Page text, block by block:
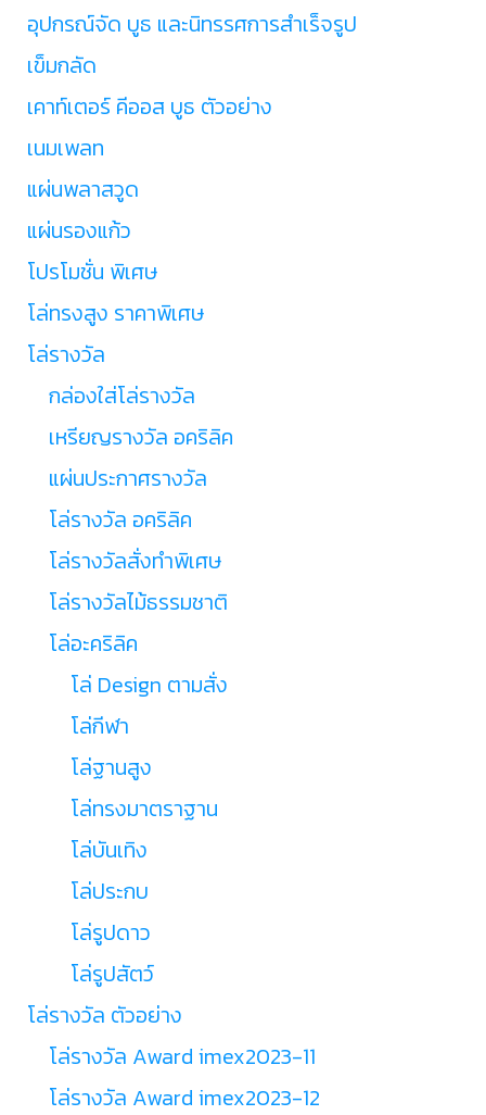
อุปกรณ์จัด บูธ และนิทรรศการสำเร็จรูป
เข็มกลัด
เคาท์เตอร์ คีออส บูธ ตัวอย่าง
เนมเพลท
แผ่นพลาสวูด
แผ่นรองแก้ว
โปรโมชั่น พิเศษ
โล่ทรงสูง ราคาพิเศษ
โล่รางวัล
กล่องใส่โล่รางวัล
เหรียญรางวัล อคริลิค
แผ่นประกาศรางวัล
โล่รางวัล อคริลิค
โล่รางวัลสั่งทำพิเศษ
โล่รางวัลไม้ธรรมชาติ
โล่อะคริลิค
โล่ Design ตามสั่ง
โล่กีฬา
โล่ฐานสูง
โล่ทรงมาตราฐาน
โล่บันเทิง
โล่ประกบ
โล่รูปดาว
โล่รูปสัตว์
โล่รางวัล ตัวอย่าง
โล่รางวัล Award imex2023-11
โล่รางวัล Award imex2023-12